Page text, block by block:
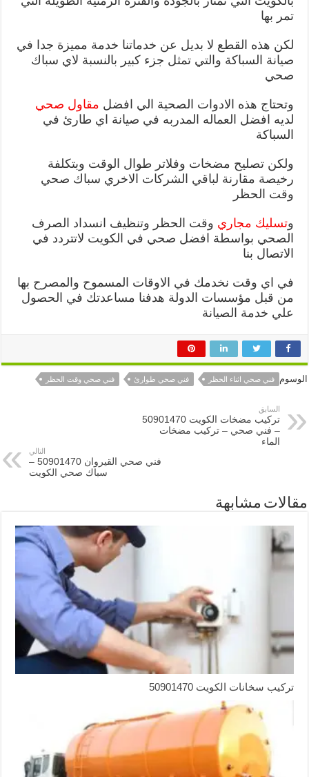
تمر بها
لكن هذه القطع لا بديل عن خدماتنا خدمة مميزة جدا في
صيانة السباكة والتي تمثل جزء كبير بالنسبة لاي سباك
صحي
وتحتاج هذه الادوات الصحية الي افضل مقاول صحي
لديه افضل العماله المدربه في صيانة اي طارئ في
السباكة
ولكن تصليح مضخات وفلاتر طوال الوقت وبتكلفة
رخيصة مقارنة لباقي الشركات الاخري سباك صحي
وقت الحظر
وتسليك مجاري وقت الحظر وتنظيف انسداد الصرف
الصحي بواسطة افضل صحي في الكويت لاتتردد في
الاتصال بنا
في اي وقت نخدمك في الاوقات المسموح والمصرح بها
من قبل مؤسسات الدولة هدفنا مساعدتك في الحصول
علي خدمة الصيانة
الوسوم فني صحي اثناء الحظر فني صحي طوارئ فني صحي وقت الحظر
السابق
تركيب مضخات الكويت 50901470
– فني صحي – تركيب مضخات
الماء
التالي
فني صحي القيروان 50901470 –
سباك صحي الكويت
مقالات مشابهة
تركيب سخانات الكويت 50901470